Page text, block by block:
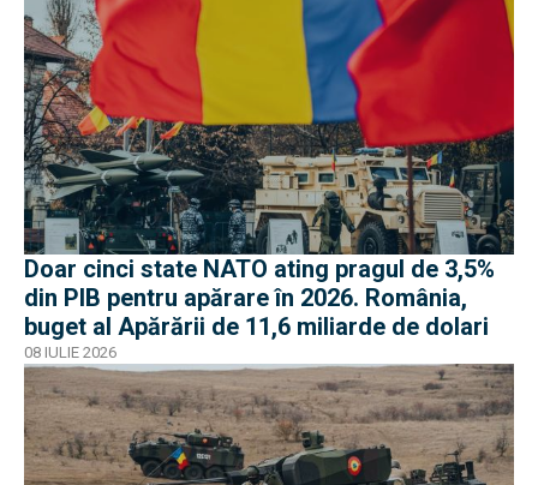
Doar cinci state NATO ating pragul de 3,5%
din PIB pentru apărare în 2026. România,
buget al Apărării de 11,6 miliarde de dolari
08 IULIE 2026